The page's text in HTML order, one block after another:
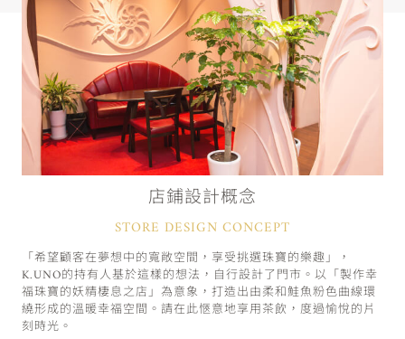
店鋪設計概念
STORE DESIGN CONCEPT
「希望顧客在夢想中的寬敞空間，享受挑選珠寶的樂趣」，
K.UNO的持有人基於這樣的想法，自行設計了門市。以「製作幸
福珠寶的妖精棲息之店」為意象，打造出由柔和鮭魚粉色曲線環
繞形成的溫暖幸福空間。請在此愜意地享用茶飲，度過愉悅的片
刻時光。